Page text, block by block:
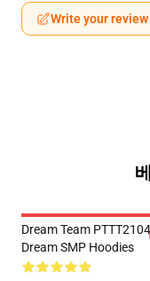
Write your review
Dream Team PTTT2104
Dream SMP Hoodies